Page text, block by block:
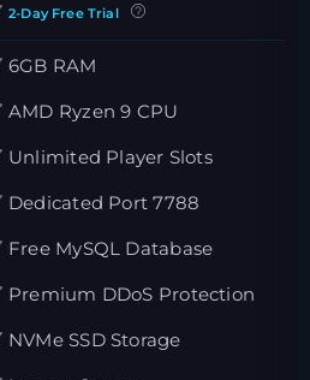
2-Day Free Trial
6GB RAM
AMD Ryzen 9 CPU
Unlimited Player Slots
Dedicated Port 7788
Free MySQL Database
Premium DDoS Protection
NVMe SSD Storage